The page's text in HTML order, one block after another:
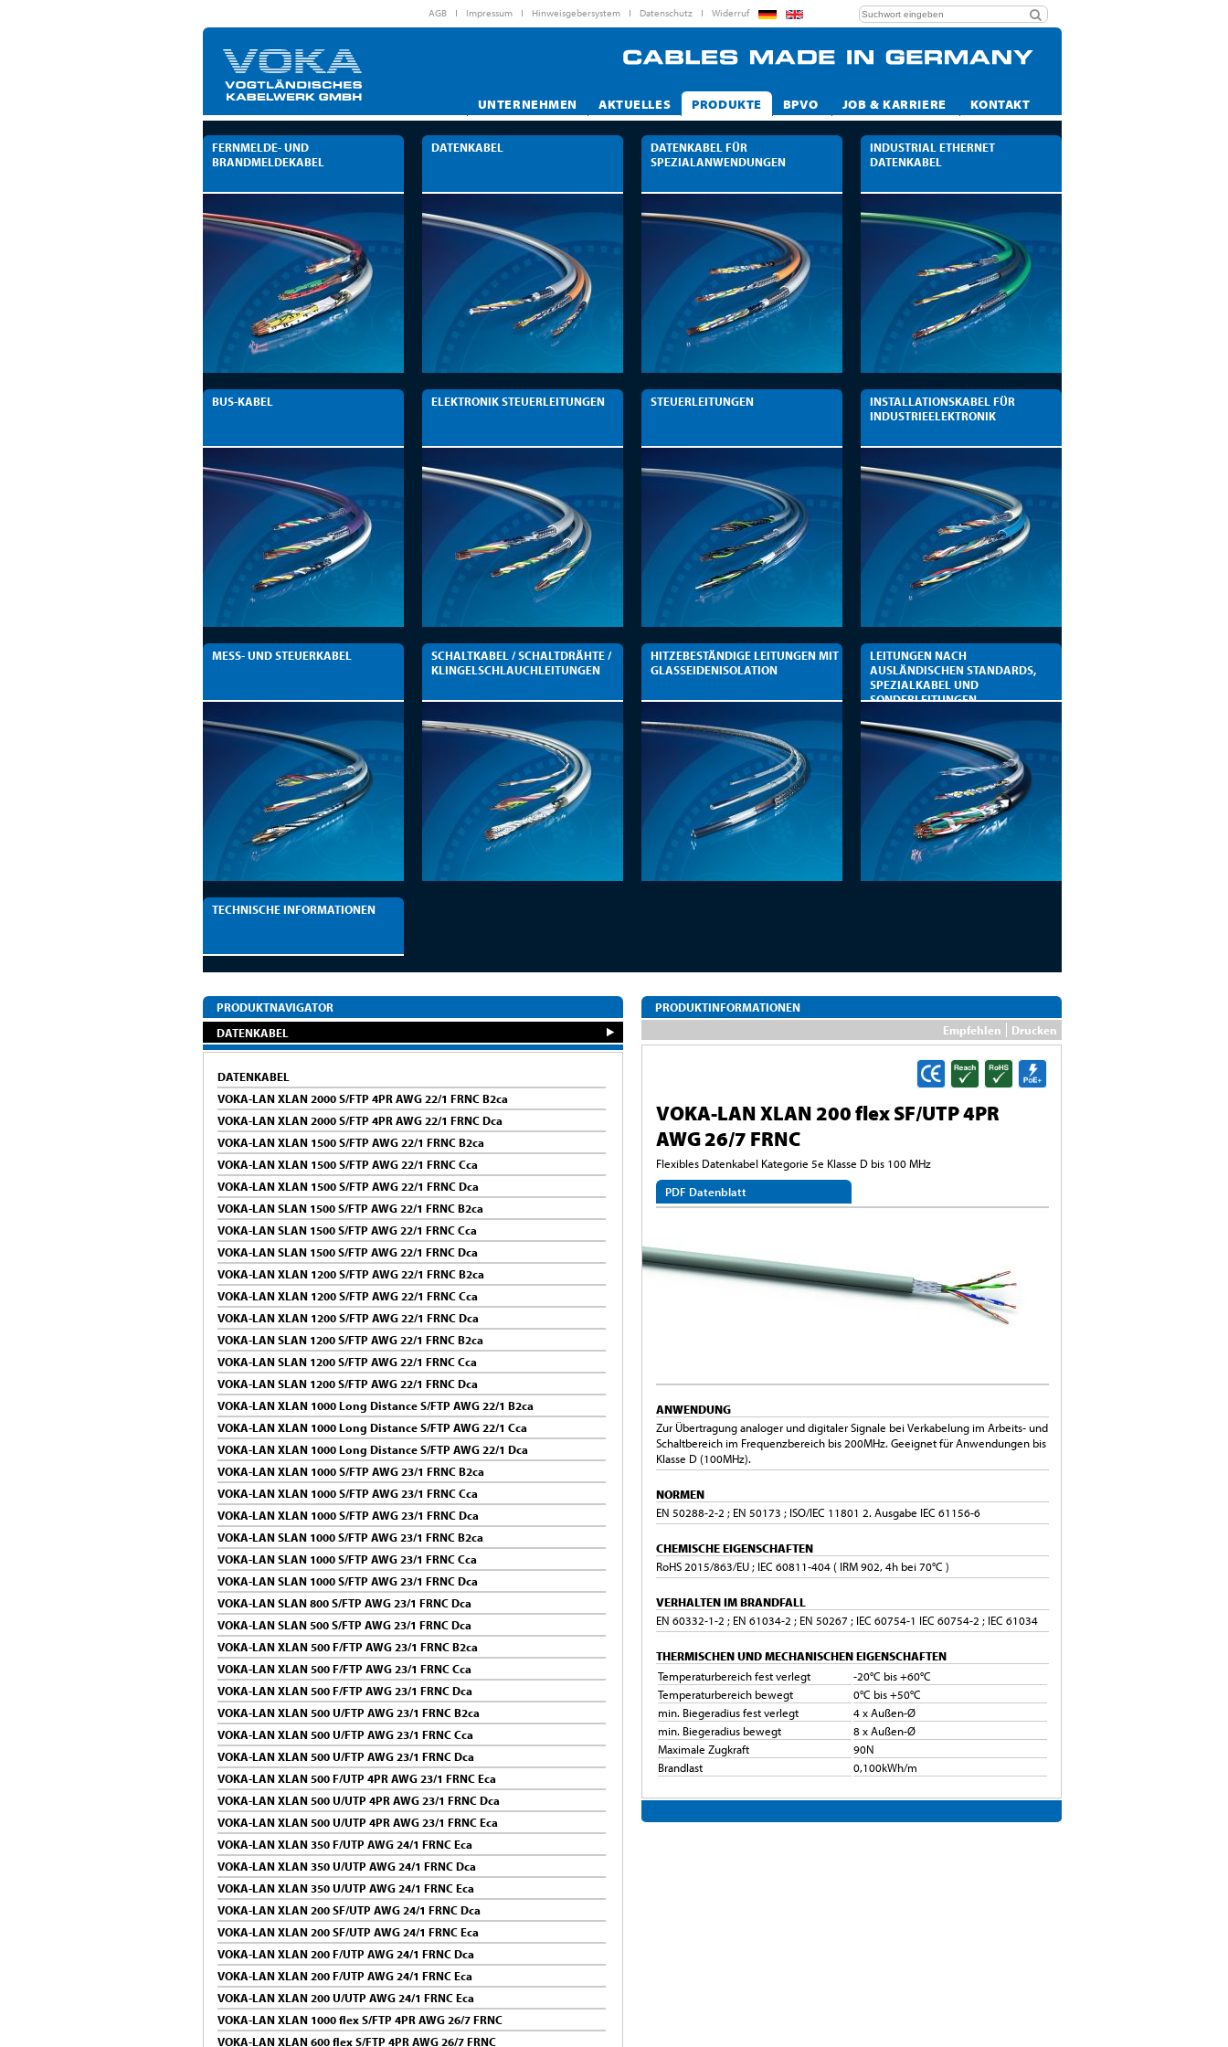
AGB Impressum Hinweisgebersystem Datenschutz Widerruf
UNTERNEHMEN AKTUELLES PRODUKTE BPVO JOB & KARRIERE KONTAKT
FERNMELDE- UND
BRANDMELDEKABEL
DATENKABEL
DATENKABEL FÜR
SPEZIALANWENDUNGEN
INDUSTRIAL ETHERNET
DATENKABEL
BUS-KABEL ELEKTRONIK STEUERLEITUNGEN STEUERLEITUNGEN
INSTALLATIONSKABEL FÜR
INDUSTRIEELEKTRONIK
MESS- UND STEUERKABEL
SCHALTKABEL / SCHALTDRÄHTE /
KLINGELSCHLAUCHLEITUNGEN
HITZEBESTÄNDIGE LEITUNGEN MIT
GLASSEIDENISOLATION
LEITUNGEN NACH
AUSLÄNDISCHEN STANDARDS,
SPEZIALKABEL UND
SONDERLEITUNGEN
TECHNISCHE INFORMATIONEN
PRODUKTNAVIGATOR
DATENKABEL
DATENKABEL
VOKA-LAN XLAN 2000 S/FTP 4PR AWG 22/1 FRNC B2ca
VOKA-LAN XLAN 2000 S/FTP 4PR AWG 22/1 FRNC Dca
VOKA-LAN XLAN 1500 S/FTP AWG 22/1 FRNC B2ca
VOKA-LAN XLAN 1500 S/FTP AWG 22/1 FRNC Cca
VOKA-LAN XLAN 1500 S/FTP AWG 22/1 FRNC Dca
VOKA-LAN SLAN 1500 S/FTP AWG 22/1 FRNC B2ca
VOKA-LAN SLAN 1500 S/FTP AWG 22/1 FRNC Cca
VOKA-LAN SLAN 1500 S/FTP AWG 22/1 FRNC Dca
VOKA-LAN XLAN 1200 S/FTP AWG 22/1 FRNC B2ca
VOKA-LAN XLAN 1200 S/FTP AWG 22/1 FRNC Cca
VOKA-LAN XLAN 1200 S/FTP AWG 22/1 FRNC Dca
VOKA-LAN SLAN 1200 S/FTP AWG 22/1 FRNC B2ca
VOKA-LAN SLAN 1200 S/FTP AWG 22/1 FRNC Cca
VOKA-LAN SLAN 1200 S/FTP AWG 22/1 FRNC Dca
VOKA-LAN XLAN 1000 Long Distance S/FTP AWG 22/1 B2ca
VOKA-LAN XLAN 1000 Long Distance S/FTP AWG 22/1 Cca
VOKA-LAN XLAN 1000 Long Distance S/FTP AWG 22/1 Dca
VOKA-LAN XLAN 1000 S/FTP AWG 23/1 FRNC B2ca
VOKA-LAN XLAN 1000 S/FTP AWG 23/1 FRNC Cca
VOKA-LAN XLAN 1000 S/FTP AWG 23/1 FRNC Dca
VOKA-LAN SLAN 1000 S/FTP AWG 23/1 FRNC B2ca
VOKA-LAN SLAN 1000 S/FTP AWG 23/1 FRNC Cca
VOKA-LAN SLAN 1000 S/FTP AWG 23/1 FRNC Dca
VOKA-LAN SLAN 800 S/FTP AWG 23/1 FRNC Dca
VOKA-LAN SLAN 500 S/FTP AWG 23/1 FRNC Dca
VOKA-LAN XLAN 500 F/FTP AWG 23/1 FRNC B2ca
VOKA-LAN XLAN 500 F/FTP AWG 23/1 FRNC Cca
VOKA-LAN XLAN 500 F/FTP AWG 23/1 FRNC Dca
VOKA-LAN XLAN 500 U/FTP AWG 23/1 FRNC B2ca
VOKA-LAN XLAN 500 U/FTP AWG 23/1 FRNC Cca
VOKA-LAN XLAN 500 U/FTP AWG 23/1 FRNC Dca
VOKA-LAN XLAN 500 F/UTP 4PR AWG 23/1 FRNC Eca
VOKA-LAN XLAN 500 U/UTP 4PR AWG 23/1 FRNC Dca
VOKA-LAN XLAN 500 U/UTP 4PR AWG 23/1 FRNC Eca
VOKA-LAN XLAN 350 F/UTP AWG 24/1 FRNC Eca
VOKA-LAN XLAN 350 U/UTP AWG 24/1 FRNC Dca
VOKA-LAN XLAN 350 U/UTP AWG 24/1 FRNC Eca
VOKA-LAN XLAN 200 SF/UTP AWG 24/1 FRNC Dca
VOKA-LAN XLAN 200 SF/UTP AWG 24/1 FRNC Eca
VOKA-LAN XLAN 200 F/UTP AWG 24/1 FRNC Dca
VOKA-LAN XLAN 200 F/UTP AWG 24/1 FRNC Eca
VOKA-LAN XLAN 200 U/UTP AWG 24/1 FRNC Eca
VOKA-LAN XLAN 1000 flex S/FTP 4PR AWG 26/7 FRNC
VOKA-LAN XLAN 600 flex S/FTP 4PR AWG 26/7 FRNC
PRODUKTINFORMATIONEN
Empfehlen
Drucken
VOKA-LAN XLAN 200 flex SF/UTP 4PR
AWG 26/7 FRNC
Flexibles Datenkabel Kategorie 5e Klasse D bis 100 MHz
PDF Datenblatt
ANWENDUNG
Zur Übertragung analoger und digitaler Signale bei Verkabelung im Arbeits- und
Schaltbereich im Frequenzbereich bis 200MHz. Geeignet für Anwendungen bis
Klasse D (100MHz).
NORMEN
EN 50288-2-2 ; EN 50173 ; ISO/IEC 11801 2. Ausgabe IEC 61156-6
CHEMISCHE EIGENSCHAFTEN
RoHS 2015/863/EU ; IEC 60811-404 ( IRM 902, 4h bei 70°C )
VERHALTEN IM BRANDFALL
EN 60332-1-2 ; EN 61034-2 ; EN 50267 ; IEC 60754-1 IEC 60754-2 ; IEC 61034
THERMISCHEN UND MECHANISCHEN EIGENSCHAFTEN
Temperaturbereich fest verlegt
-20°C bis +60°C
Temperaturbereich bewegt
0°C bis +50°C
min. Biegeradius fest verlegt
4 x Außen-Ø
min. Biegeradius bewegt
8 x Außen-Ø
Maximale Zugkraft
90N
Brandlast
0,100kWh/m